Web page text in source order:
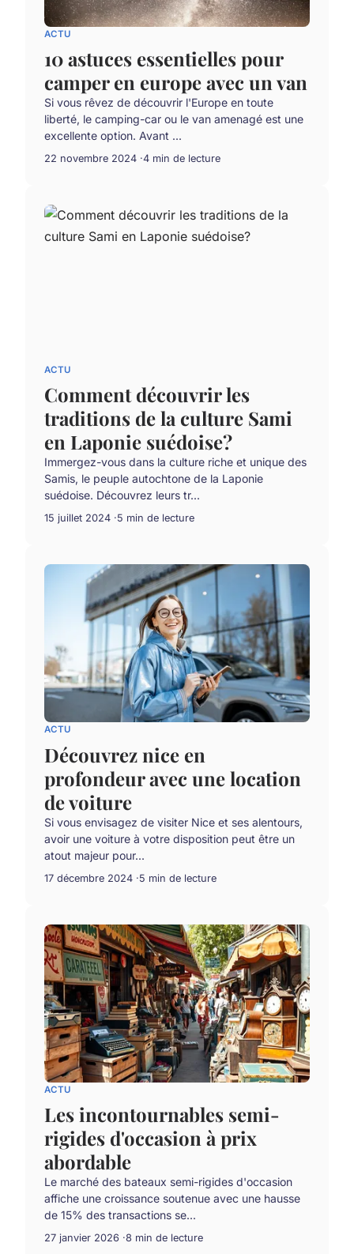
ACTU
10 astuces essentielles pour
camper en europe avec un van
Si vous rêvez de découvrir l'Europe en toute
liberté, le camping-car ou le van amenagé est une
excellente option. Avant ...
22 novembre 2024 4 min de lecture
ACTU
Comment découvrir les
traditions de la culture Sami
en Laponie suédoise?
Immergez-vous dans la culture riche et unique des
Samis, le peuple autochtone de la Laponie
suédoise. Découvrez leurs tr...
15 juillet 2024 5 min de lecture
ACTU
Découvrez nice en
profondeur avec une location
de voiture
Si vous envisagez de visiter Nice et ses alentours,
avoir une voiture à votre disposition peut être un
atout majeur pour...
17 décembre 2024 5 min de lecture
ACTU
Les incontournables semi-
rigides d'occasion à prix
abordable
Le marché des bateaux semi-rigides d'occasion
affiche une croissance soutenue avec une hausse
de 15% des transactions se...
27 janvier 2026 8 min de lecture